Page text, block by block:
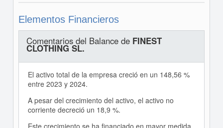
Elementos Financieros
Comentarios del Balance de FINEST
CLOTHING SL.
El activo total de la empresa creció en un 148,56 %
entre 2023 y 2024.
A pesar del crecimiento del activo, el activo no
corriente decreció un 18,9 %.